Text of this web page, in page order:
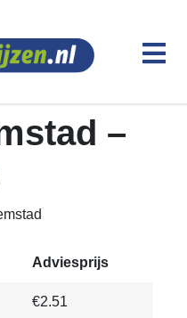
–
Adviesprijs
€2.51